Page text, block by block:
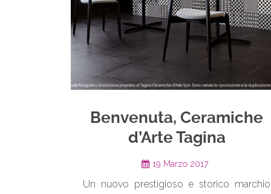
Benvenuta, Ceramiche
d’Arte Tagina
19 Marzo 2017
Un nuovo prestigioso e storico marchio